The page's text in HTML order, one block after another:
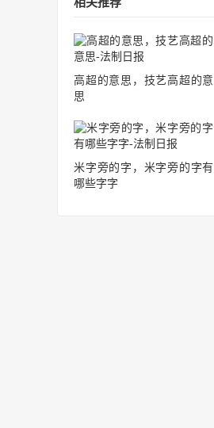
高超的意思，技艺高超的意
思
米字旁的字，米字旁的字有
哪些字字